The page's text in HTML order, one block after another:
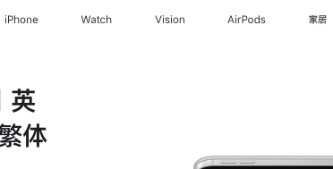
iPhone Watch Vision AirPods 家居
英
体